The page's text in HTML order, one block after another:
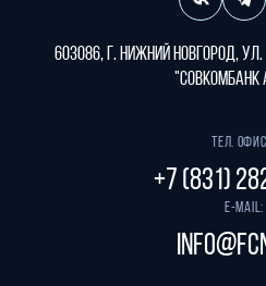
603086, г. Нижний Новгород,
"СОВКОМБАНК
Тел.
+7 (831)
E-mail: